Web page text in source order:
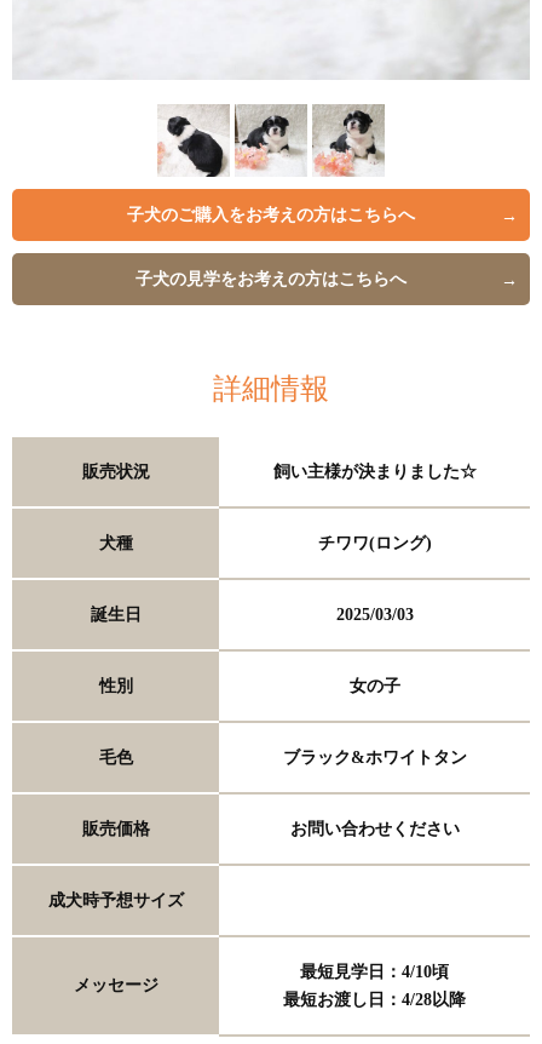
子犬のご購入をお考えの方はこちらへ
子犬の見学をお考えの方はこちらへ
詳細情報
販売状況 飼い主様が決まりました☆
犬種 チワワ(ロング)
誕生日 2025/03/03
性別 女の子
毛色 ブラック&ホワイトタン
販売価格 お問い合わせください
成犬時予想サイズ
メッセージ
最短見学日：4/10頃
最短お渡し日：4/28以降